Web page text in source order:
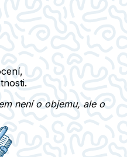
není o objemu, ale o